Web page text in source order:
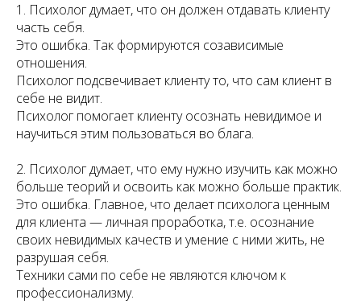
1. Психолог думает, что он должен отдавать клиенту
часть себя.
Это ошибка. Так формируются созависимые
отношения.
Психолог подсвечивает клиенту то, что сам клиент в
себе не видит.
Психолог помогает клиенту осознать невидимое и
научиться этим пользоваться во блага.
2. Психолог думает, что ему нужно изучить как можно
больше теорий и освоить как можно больше практик.
Это ошибка. Главное, что делает психолога ценным
для клиента — личная проработка, т.е. осознание
своих невидимых качеств и умение с ними жить, не
разрушая себя.
Техники сами по себе не являются ключом к
профессионализму.